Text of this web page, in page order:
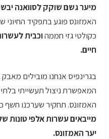
מיער גשם שוקק לסוואנה
האמזונס פוגע בתפקיד החיוני
כקולטי גזי חממהוכבית
חיים.
בגרינפיס אנחנו מובילים
המאפשרת ניצול תעשייתי
האמזונס. תחקיר שערכנו חשף
מייבאים עשרות אלפי
יער האמזונס.